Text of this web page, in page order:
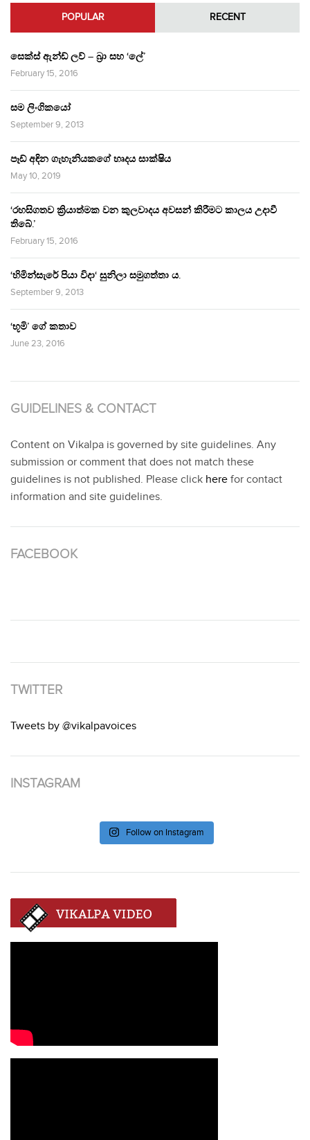
POPULAR RECENT
සෙක්ස් ඇන්ඩ් ලව් – බ්‍රා සහ ‘ලේ’
February 15, 2016
සම ලිංගිකයෝ
September 9, 2013
පෑඩ් අඳින ගැහැනියකගේ හෘදය සාක්ෂිය
May 10, 2019
‘රහසිගතව ක්‍රියාත්මක වන කුලවාදය අවසන් කිරීමට කාලය උදාවී
තිබේ.’
February 15, 2016
‘හිමින්සැරේ පියා විදා‘ සුනිලා සමුගත්තා ය.
September 9, 2013
‘භූමි’ ගේ කතාව
June 23, 2016
GUIDELINES & CONTACT
Content on Vikalpa is governed by site guidelines. Any
submission or comment that does not match these
guidelines is not published. Please click here for contact
information and site guidelines.
FACEBOOK
TWITTER
Tweets by @vikalpavoices
INSTAGRAM
Follow on Instagram